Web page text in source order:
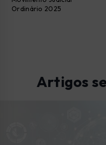
Ordinário 2025
Artigos